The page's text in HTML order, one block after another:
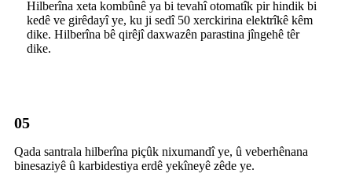
Hilberîna xeta kombûnê ya bi tevahî otomatîk pir hindik bi
kedê ve girêdayî ye, ku ji sedî 50 xerckirina elektrîkê kêm
dike. Hilberîna bê qirêjî daxwazên parastina jîngehê têr
dike.
05
Qada santrala hilberîna piçûk nixumandî ye, û veberhênana
binesaziyê û karbidestiya erdê yekîneyê zêde ye.